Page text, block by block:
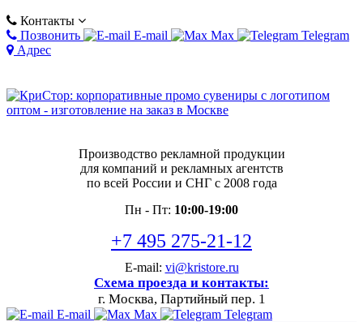
Контакты
Позвонить
E-mail Max
Telegram
Адрес
Производство рекламной продукции
для компаний и рекламных агентств
по всей России и СНГ с 2008 года
Пн - Пт: 10:00-19:00
+7 495 275-21-12
E-mail: vi@kristore.ru
Схема проезда и контакты:
г. Москва, Партийный пер. 1
E-mail Max Telegram